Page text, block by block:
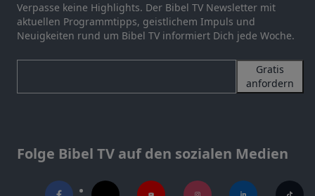
Verpasse keine Highlights. Der Bibel TV Newsletter mit
aktuellen Programmtipps, geistlichem Impuls und
Neuigkeiten rund um Bibel TV informiert Dich jede Woche.
Gratis
anfordern
Folge Bibel TV auf den sozialen Medien